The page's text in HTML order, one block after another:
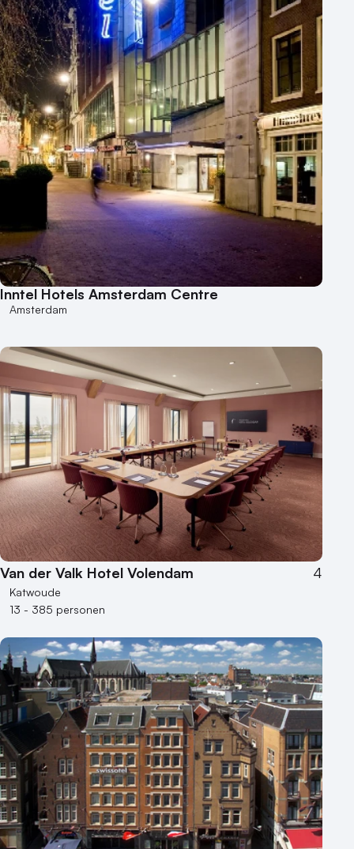
Industriële locatie
Kasteel en landgoed
Kleine / intieme locatie
Locaties aan zee
Museum
Theater
Varende locatie
Inntel Hotels Amsterdam Centre
Amsterdam
Van der Valk Hotel Volendam 4
Katwoude
13 - 385 personen